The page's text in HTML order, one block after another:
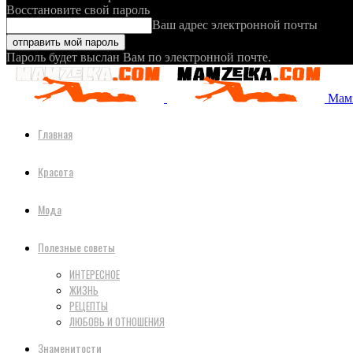
Восстановите свой пароль
Ваш адрес электронной почты
Пароль будет выслан Вам по электронной почте.
Главная
Красота
Мода
Полезные советы
ИНТЕРЕСНОЕ
ЖИЗНЬ
РЕЦЕПТЫ
ЛЮБОВЬ И ОТНОШЕНИЯ
Знаменитости